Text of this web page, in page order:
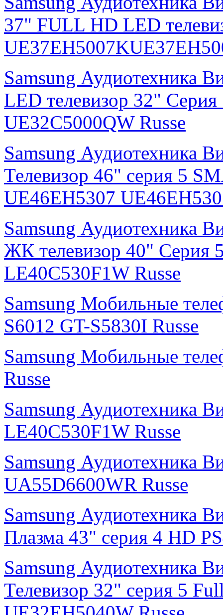
37" FULL HD LED
Samsung Аудиотехника
LED телевизор 32"
UE32C5000QW Russe
Samsung Аудиотехника
Телевизор 46" серия 5
UE46EH5307
Samsung Аудиотехника
ЖК телевизор 40" Серия
LE40C530F1W Russe
Samsung Мобильные
S6012 GT-S5830I Russe
Samsung Мобильные
Russe
Samsung Аудиотехника
LE40C530F1W Russe
Samsung Аудиотехника
UA55D6600WR Russe
Samsung Аудиотехника
Плазма 43" cерия 4 HD
Samsung Аудиотехника
Телевизор 32" серия 5